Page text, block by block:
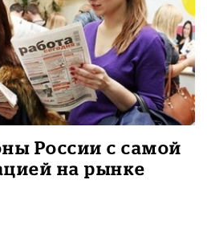
России с самой
на рынке